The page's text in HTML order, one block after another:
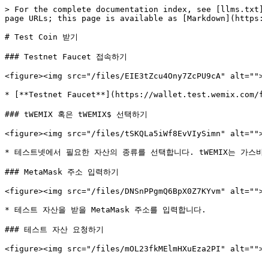
> For the complete documentation index, see
page URLs; this page is available as
# Test Coin 받기
### Testnet Faucet 접속하기
<figure><img src="/files/EIE3tZcu4Ony7ZcPU9cA"
* [**Testnet Faucet**](https://wallet.test.wemix.com/
### tWEMIX 혹은 tWEMIX$ 선택하기
<figure><img src="/files/tSKQLa5iWf8EvVIySimn"
* 테스트넷에서 필요한 자산의 종류를 선택합니다. tWEMIX는 가
### MetaMask 주소 입력하기
<figure><img src="/files/DNSnPPgmQ6BpX0Z7KYvm"
* 테스트 자산을 받을 MetaMask 주소를 입력합니다.
### 테스트 자산 요청하기
<figure><img src="/files/mOL23fkMElmHXuEza2PI"